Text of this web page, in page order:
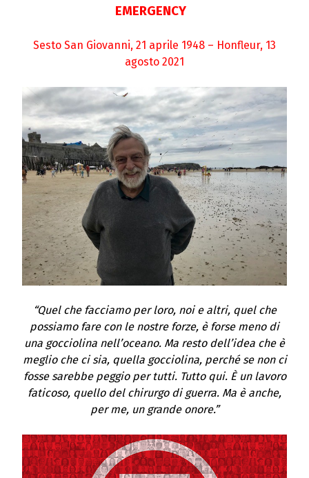
EMERGENCY
Sesto San Giovanni, 21 aprile 1948 – Honfleur, 13
agosto 2021
“Quel che facciamo per loro, noi e altri, quel che
possiamo fare con le nostre forze, è forse meno di
una gocciolina nell’oceano. Ma resto dell’idea che è
meglio che ci sia, quella gocciolina, perché se non ci
fosse sarebbe peggio per tutti. Tutto qui. È un lavoro
faticoso, quello del chirurgo di guerra. Ma è anche,
per me, un grande onore.”